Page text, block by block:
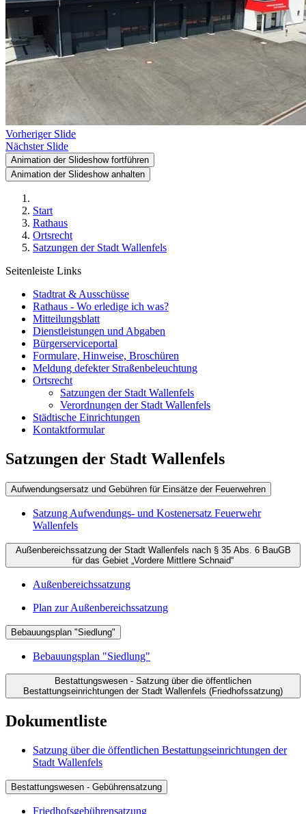
Vorheriger Slide
Nächster Slide
Animation der Slideshow fortführen
Animation der Slideshow anhalten
Start
Rathaus
Ortsrecht
Satzungen der Stadt Wallenfels
Seitenleiste Links
Stadtrat & Ausschüsse
Rathaus - Wo erledige ich was?
Mitteilungsblatt
Dienstleistungen und Abgaben
Bürgerserviceportal
Formulare, Hinweise, Broschüren
Meldung defekter Straßenbeleuchtung
Ortsrecht
Satzungen der Stadt Wallenfels
Verordnungen der Stadt Wallenfels
Städtische Einrichtungen
Kontaktformular
Satzungen der Stadt Wallenfels
Aufwendungsersatz und Gebühren für Einsätze der Feuerwehren
Satzung Aufwendungs- und Kostenersatz Feuerwehr
Wallenfels
Außenbereichssatzung der Stadt Wallenfels nach § 35 Abs. 6 BauGB
für das Gebiet „Vordere Mittlere Schnaid“
Außenbereichssatzung
Plan zur Außenbereichssatzung
Bebauungsplan "Siedlung"
Bebauungsplan "Siedlung"
Bestattungswesen - Satzung über die öffentlichen
Bestattungseinrichtungen der Stadt Wallenfels (Friedhofssatzung)
Dokumentliste
Satzung über die öffentlichen Bestattungseinrichtungen der
Stadt Wallenfels
Bestattungswesen - Gebührensatzung
Friedhofsgebührensatzung